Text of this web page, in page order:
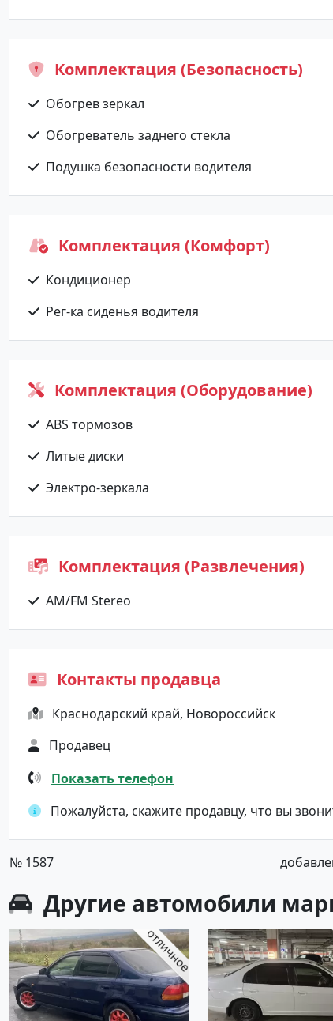
Комплектация (Безопасность)
Обогрев зеркал
Обогреватель заднего стекла
Подушка безопасности водителя
Комплектация (Комфорт)
Кондиционер
Рег-ка сиденья водителя
Комплектация (Оборудование)
ABS тормозов
Литые диски
Электро-зеркала
Комплектация (Развлечения)
AM/FM Stereo
Контакты продавца
Краснодарский край, Новороссийск
Продавец
Показать телефон
Пожалуйста, скажите продавцу, что вы
№ 1587
Другие автомобили